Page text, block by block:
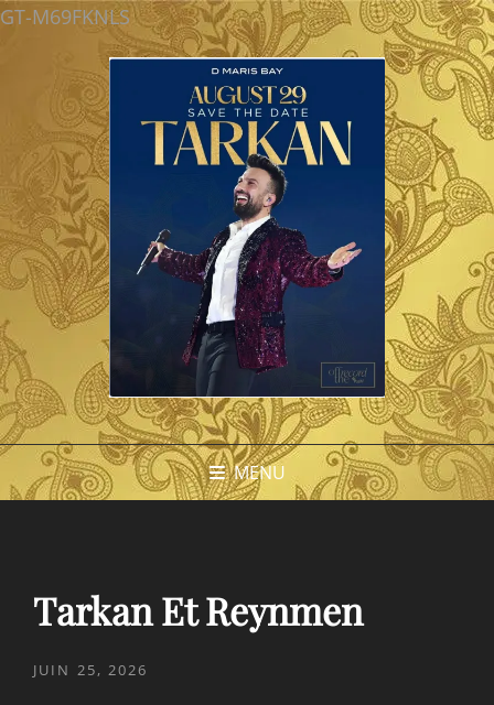
GT-M69FKNLS
MENU
Tarkan Et Reynmen
POSTED
JUIN 25, 2026